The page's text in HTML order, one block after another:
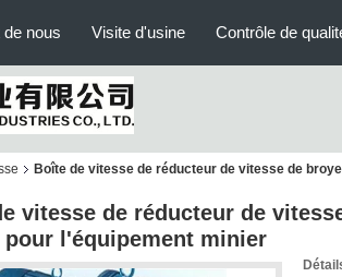
nous Visite d'usine Contrôle de
Boîte de vitesse de réducteur de vitesse de
vitesse de réducteur de
pour l'équipement minier